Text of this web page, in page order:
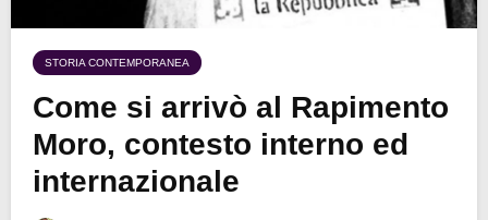
STORIA CONTEMPORANEA
Come si arrivò al Rapimento
Moro, contesto interno ed
internazionale